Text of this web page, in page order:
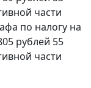
части
по налогу на
рублей 55
части